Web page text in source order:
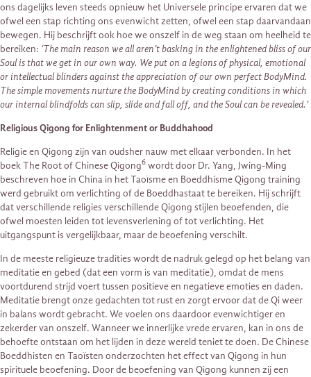
ons dagelijks leven steeds opnieuw het Universele principe ervaren dat we
ofwel een stap richting ons evenwicht zetten, ofwel een stap daarvandaan
bewegen. Hij beschrijft ook hoe we onszelf in de weg staan om heelheid te
bereiken: ‘The main reason we all aren’t basking in the enlightened bliss of our
Soul is that we get in our own way. We put on a legions of physical, emotional
or intellectual blinders against the appreciation of our own perfect BodyMind.
The simple movements nurture the BodyMind by creating conditions in which
our internal blindfolds can slip, slide and fall off, and the Soul can be revealed.’
Religious Qigong for Enlightenment or Buddhahood
Religie en Qigong zijn van oudsher nauw met elkaar verbonden. In het
boek The Root of Chinese Qigong6 wordt door Dr. Yang, Jwing-Ming
beschreven hoe in China in het Taoïsme en Boeddhisme Qigong training
werd gebruikt om verlichting of de Boeddhastaat te bereiken. Hij schrijft
dat verschillende religies verschillende Qigong stijlen beoefenden, die
ofwel moesten leiden tot levensverlening of tot verlichting. Het
uitgangspunt is vergelijkbaar, maar de beoefening verschilt.
In de meeste religieuze tradities wordt de nadruk gelegd op het belang van
meditatie en gebed (dat een vorm is van meditatie), omdat de mens
voortdurend strijd voert tussen positieve en negatieve emoties en daden.
Meditatie brengt onze gedachten tot rust en zorgt ervoor dat de Qi weer
in balans wordt gebracht. We voelen ons daardoor evenwichtiger en
zekerder van onszelf. Wanneer we innerlijke vrede ervaren, kan in ons de
behoefte ontstaan om het lijden in deze wereld teniet te doen. De Chinese
Boeddhisten en Taoïsten onderzochten het effect van Qigong in hun
spirituele beoefening. Door de beoefening van Qigong kunnen zij een